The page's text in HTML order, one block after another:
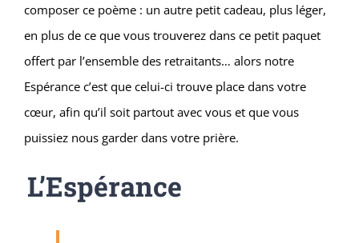
composer ce poème : un autre petit cadeau, plus léger,
en plus de ce que vous trouverez dans ce petit paquet
offert par l’ensemble des retraitants… alors notre
Espérance c’est que celui-ci trouve place dans votre
cœur, afin qu’il soit partout avec vous et que vous
puissiez nous garder dans votre prière.
L’Espérance